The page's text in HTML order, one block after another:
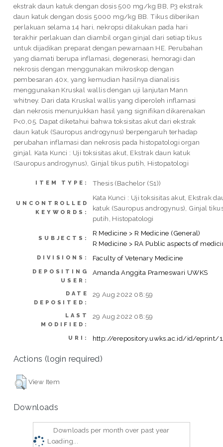
ekstrak daun katuk dengan dosis 500 mg/kg BB, P3 ekstrak
daun katuk dengan dosis 5000 mg/kg BB. Tikus diberikan
perlakuan selama 14 hari, nekropsi dilakukan pada hari
terakhir perlakuan dan diambil organ ginjal dari setiap tikus
untuk dijadikan preparat dengan pewarnaan HE. Perubahan
yang diamati berupa inflamasi, degenerasi, hemoragi dan
nekrosis dengan menggunakan mikroskop dengan
pembesaran 40x, yang kemudian hasilnya dianalisis
menggunakan Kruskal wallis dengan uji lanjutan Mann
whitney. Dari data Kruskal wallis yang diperoleh inflamasi
dan nekrosis menunjukkan hasil yang signifikan dikarenakan
P<0,05. Dapat diketahui bahwa toksisitas akut dari ekstrak
daun katuk (Sauropus androgynus) berpengaruh terhadap
perubahan inflamasi dan nekrosis pada histopatologi organ
ginjal. Kata Kunci : Uji toksisitas akut, Ekstrak daun katuk
(Sauropus androgynus), Ginjal tikus putih, Histopatologi
ITEM TYPE: Thesis (Bachelor (S1))
UNCONTROLLED
KEYWORDS:
Kata Kunci : Uji toksisitas akut, Ekstrak
katuk (Sauropus androgynus), Ginjal
putih, Histopatologi
SUBJECTS:
R Medicine > R Medicine (General)
R Medicine > RA Public aspects of
DIVISIONS: Faculty of Vetenary Medicine
DEPOSITING
USER:
Amanda Anggita Prameswari UWKS
DATE
DEPOSITED:
29 Aug 2022 08:59
LAST
MODIFIED:
29 Aug 2022 08:59
URI: http://erepository.uwks.ac.id/id/eprint/
Actions (login required)
View Item
Downloads
Downloads per month over past year
Loading...